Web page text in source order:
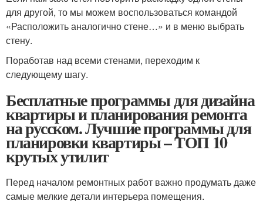
для другой, то мы можем воспользоваться командой
«Расположить аналогично стене…» и в меню выбрать
стену.
Поработав над всеми стенами, переходим к
следующему шагу.
Бесплатные программы для дизайна
квартиры и планирования ремонта
на русском. Лучшие программы для
планировки квартиры – ТОП 10
крутых утилит
Перед началом ремонтных работ важно продумать даже
самые мелкие детали интерьера помещения.